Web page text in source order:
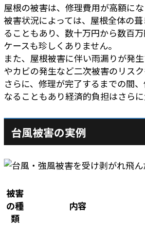
屋根の被害は、修理費用が高額にな
被害状況によっては、屋根全体の
ることもあり、数十万円から数百
ケースも珍しくありません。
また、屋根被害に伴い雨漏りが発
やカビの発生など二次被害のリスク
さらに、修理が完了するまでの間
なることもあり経済的負担はさらに
台風被害の実例
被害
の種
類
内容